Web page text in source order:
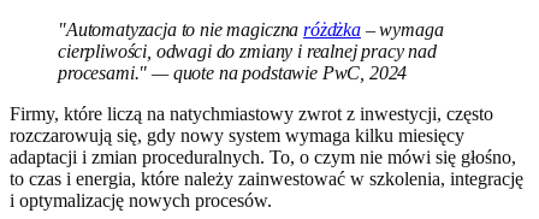
"Automatyzacja to nie magicznaróżdżka– wymaga
cierpliwości, odwagi do zmiany i realnej pracy nad
procesami." — quote na podstawie PwC, 2024
Firmy, które liczą na natychmiastowy zwrot z inwestycji, często
rozczarowują się, gdy nowy system wymaga kilku miesięcy
adaptacji i zmian proceduralnych. To, o czym nie mówi się głośno,
to czas i energia, które należy zainwestować w szkolenia, integrację
i optymalizację nowych procesów.